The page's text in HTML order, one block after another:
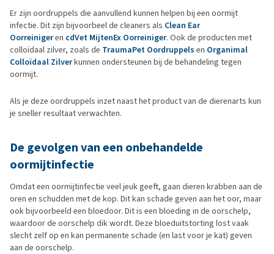
Er zijn oordruppels die aanvullend kunnen helpen bij een oormijt
infectie. Dit zijn bijvoorbeel de cleaners als Clean Ear
Oorreinigeren cdVet MijtenEx Oorreiniger. Ook de producten met
colloïdaal zilver, zoals de TraumaPet Oordruppels en Organimal
Colloïdaal Zilverkunnen ondersteunen bij de behandeling tegen
oormijt.
Als je deze oordruppels inzet naast het product van de dierenarts kun
je sneller resultaat verwachten.
De gevolgen van een onbehandelde
oormijtinfectie
Omdat een oormijtinfectie veel jeuk geeft, gaan dieren krabben aan de
oren en schudden met de kop. Dit kan schade geven aan het oor, maar
ook bijvoorbeeld een bloedoor. Dit is een bloeding in de oorschelp,
waardoor de oorschelp dik wordt. Deze bloeduitstorting lost vaak
slecht zelf op en kan permanente schade (en last voor je kat) geven
aan de oorschelp.